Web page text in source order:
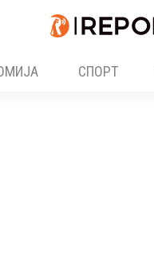
СПОРТ